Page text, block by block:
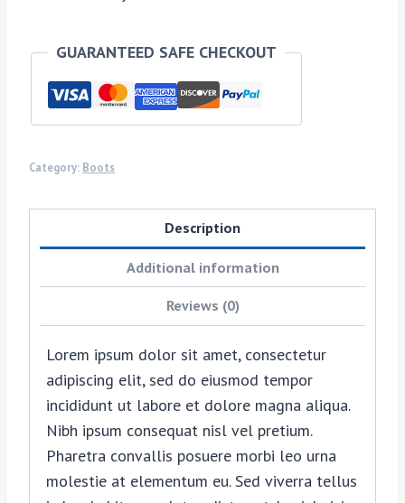
GUARANTEED SAFE CHECKOUT
Category: Boots
Description
Additional information
Reviews (0)
Lorem ipsum dolor sit amet, consectetur
adipiscing elit, sed do eiusmod tempor
incididunt ut labore et dolore magna aliqua.
Nibh ipsum consequat nisl vel pretium.
Pharetra convallis posuere morbi leo urna
molestie at elementum eu. Sed viverra tellus